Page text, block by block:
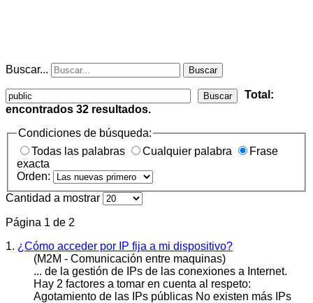
Buscar... Buscar
Buscar
Total:
encontrados 32 resultados.
Condiciones de búsqueda:
Todas las palabras
Cualquier palabra
Frase
exacta
Orden:
Cantidad a mostrar
Página 1 de 2
1. ¿Cómo acceder por IP fija a mi dispositivo?
(M2M - Comunicación entre maquinas)
... de la gestión de IPs de las conexiones a Internet.
Hay 2 factores a tomar en cuenta al respeto:
Agotamiento de las IPs públicas No existen más IPs